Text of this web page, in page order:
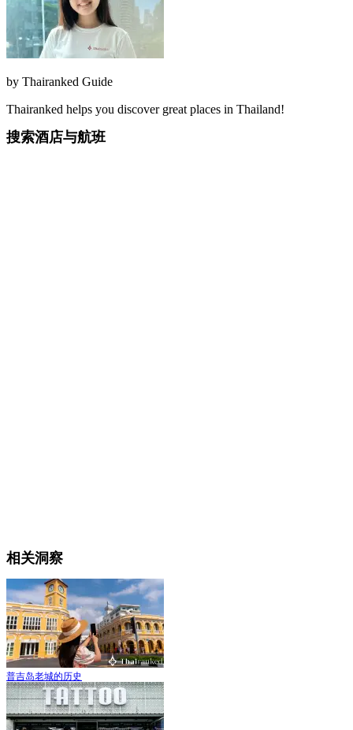
by Thairanked Guide
Thairanked helps you discover great places in Thailand!
搜索酒店与航班
相关洞察
普吉岛老城的历史